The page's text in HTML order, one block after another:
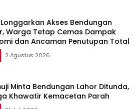
Longgarkan Akses Bendungan
Warga Tetap Cemas Dampak
dan Ancaman Penutupan Total
2 Agustus 2026
Minta Bendungan Lahor Ditunda,
Khawatir Kemacetan Parah